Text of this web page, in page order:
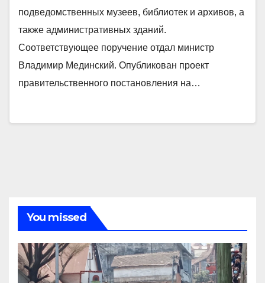
подведомственных музеев, библиотек и архивов, а
также административных зданий.
Соответствующее поручение отдал министр
Владимир Мединский. Опубликован проект
правительственного постановления на…
You missed